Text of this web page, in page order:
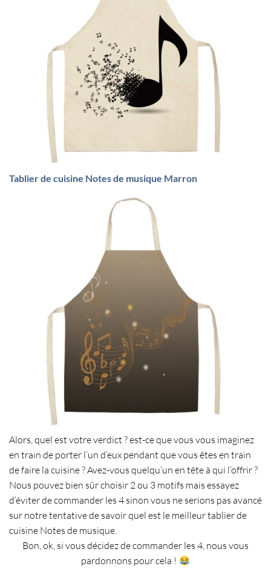
Tablier de cuisine Notes de musique Marron
Alors, quel est votre verdict ? est-ce que vous vous imaginez
en train de porter l’un d’eux pendant que vous êtes en train
de faire la cuisine ? Avez-vous quelqu’un en tête à qui l’offrir ?
Nous pouvez bien sûr choisir 2 ou 3 motifs mais essayez
d’éviter de commander les 4 sinon vous ne serions pas avancé
sur notre tentative de savoir quel est le meilleur tablier de
cuisine Notes de musique.
Bon, ok, si vous décidez de commander les 4, nous vous
pardonnons pour cela !